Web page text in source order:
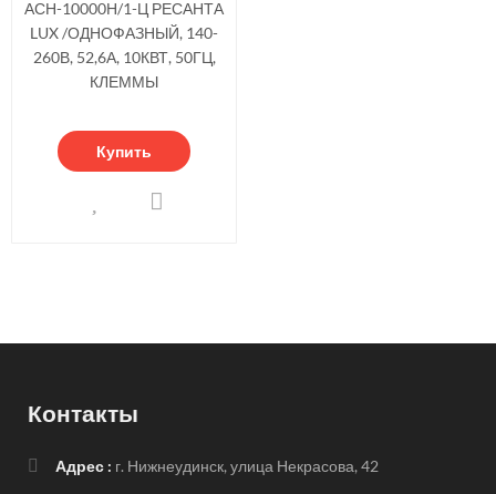
АСН-10000Н/1-Ц РЕСАНТА
LUX /ОДНОФАЗНЫЙ, 140-
260В, 52,6А, 10КВТ, 50ГЦ,
КЛЕММЫ
Купить
Контакты
Адрес : г. Нижнеудинск, улица Некрасова, 42